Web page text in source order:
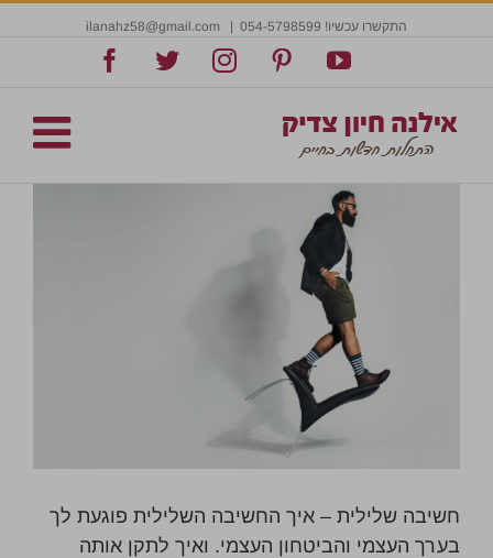
התקשרו עכשיו! 054-5798599 |
YouTube
Pinterest
Instagram
Twitter
חשיבה שלילית – איך החשיבה השלילית פוגעת לך
בערך העצמי והביטחון העצמי. ואיך לתקן אותה